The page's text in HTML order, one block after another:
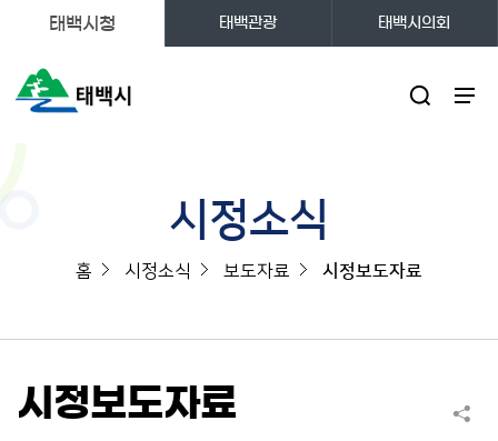
태백시청 태백관광 태백시의회
시정소식
홈 시정소식 보도자료 시정보도자료
시정보도자료